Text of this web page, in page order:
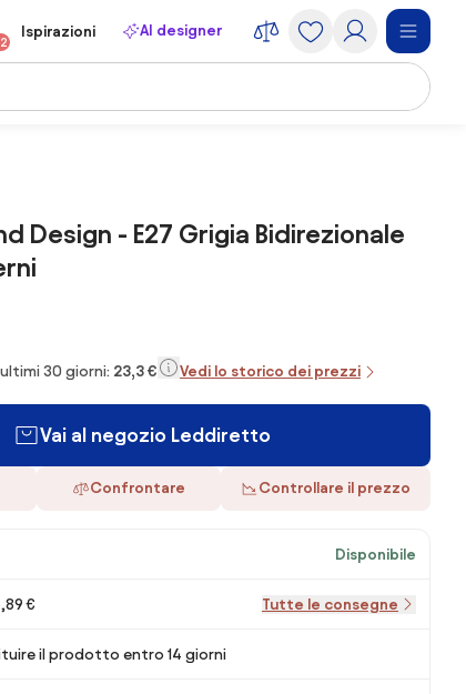
Ispirazioni AI designer
Design - E27 Grigia Bidirezionale
30 giorni: 23,3 € Vedi lo storico dei prezzi
Vai al negozio Leddiretto
Confrontare Controllare il prezzo
Disponibile
€ Tutte le consegne
il prodotto entro 14 giorni